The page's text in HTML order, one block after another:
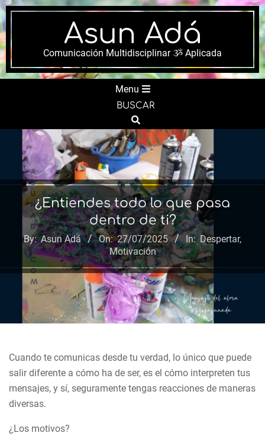
Skip
to
content
Asun Adá
Comunicación Multidisciplinar ૐ Aplicada
Menu
BUSCAR
Search
¿Entiendes todo lo que pasa
dentro de ti?
By: Asun Adá On: 27/07/2025 In: Despertar,
Motivación
Cuando te comunicas desde tu verdad, lo único que puede
salir diferente a cómo ha de ser, es el cómo interpreten tus
mensajes, y sí, seguramente tengas reacciones de maneras
diversas.
¿Los motivos?